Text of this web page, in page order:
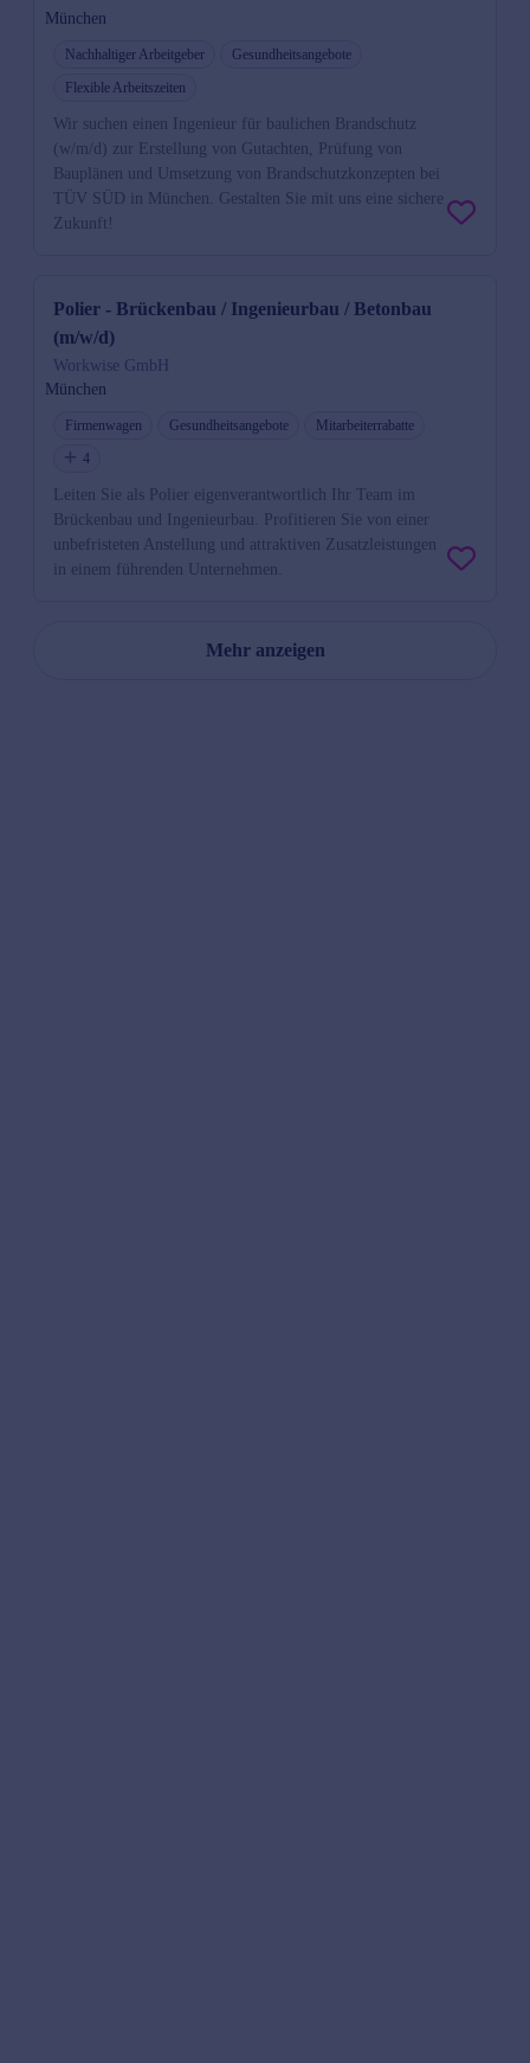
München
Nachhaltiger Arbeitgeber
Gesundheitsangebote
Flexible Arbeitszeiten
Wir suchen einen Ingenieur für baulichen Brandschutz
(w/m/d) zur Erstellung von Gutachten, Prüfung von
Bauplänen und Umsetzung von Brandschutzkonzepten bei
TÜV SÜD in München. Gestalten Sie mit uns eine sichere
Zukunft!
Polier - Brückenbau / Ingenieurbau / Betonbau
(m/w/d)
Workwise GmbH
München
Firmenwagen Gesundheitsangebote
Mitarbeiterrabatte
4
Leiten Sie als Polier eigenverantwortlich Ihr Team im
Brückenbau und Ingenieurbau. Profitieren Sie von einer
unbefristeten Anstellung und attraktiven Zusatzleistungen
in einem führenden Unternehmen.
Mehr anzeigen